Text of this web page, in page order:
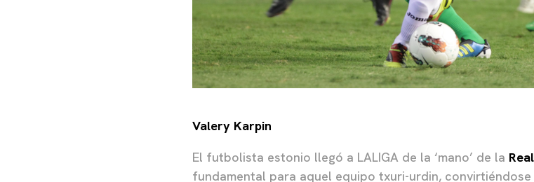
Valery Karpin
El futbolista estonio llegó a LALIGA de la ‘mano’ de la
fundamental para aquel equipo txuri-urdin,